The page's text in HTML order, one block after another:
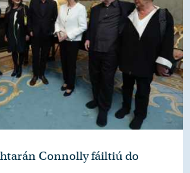
Connolly fáiltiú do